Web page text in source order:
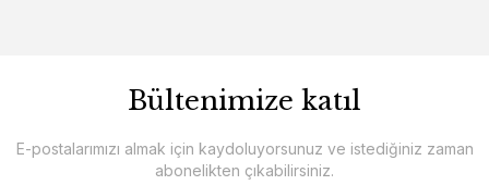
Bültenimize katıl
E-postalarımızı almak için kaydoluyorsunuz ve istediğiniz zaman
abonelikten çıkabilirsiniz.